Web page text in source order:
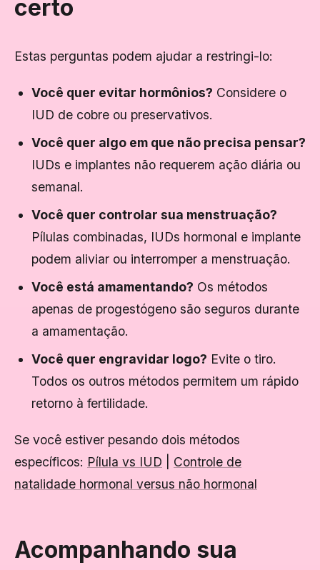
certo
Estas perguntas podem ajudar a restringi-lo:
Você quer evitar hormônios? Considere o
IUD de cobre ou preservativos.
Você quer algo em que não precisa pensar?
IUDs e implantes não requerem ação diária ou
semanal.
Você quer controlar sua menstruação?
Pílulas combinadas, IUDs hormonal e implante
podem aliviar ou interromper a menstruação.
Você está amamentando? Os métodos
apenas de progestógeno são seguros durante
a amamentação.
Você quer engravidar logo? Evite o tiro.
Todos os outros métodos permitem um rápido
retorno à fertilidade.
Se você estiver pesando dois métodos
específicos: Pílula vs IUD
Controle de
natalidade hormonal versus não hormonal
Acompanhando sua